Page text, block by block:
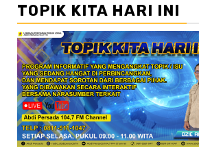
TOPIK KITA HARI INI